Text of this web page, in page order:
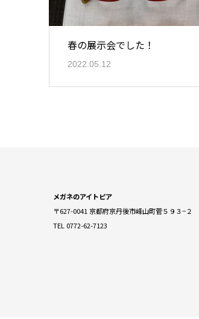
春の展示会でした！
2022.05.12
メガネのアイトピア
〒627-0041 京都府京丹後市峰山町菅５９３−２
TEL 0772-62-7123